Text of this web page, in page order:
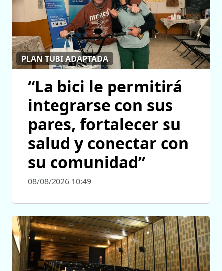
PLAN TUBI ADAPTADA
“La bici le permitirá
integrarse con sus
pares, fortalecer su
salud y conectar con
su comunidad”
08/08/2026 10:49